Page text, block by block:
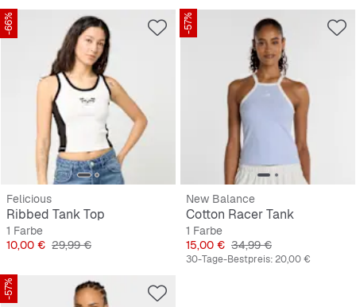
-66%
Felicious
Ribbed Tank Top
1 Farbe
Preis
10,00 € Originalpreis
29,99 €
-57%
New Balance
Cotton Racer Tank
1 Farbe
Preis
15,00 € Originalpreis
34,99 €
30-Tage-Bestpreis:20,00 €
-57%